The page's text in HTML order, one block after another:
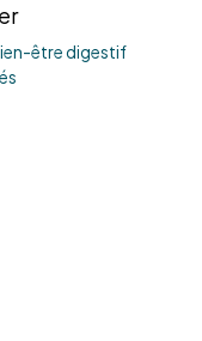
être digestif